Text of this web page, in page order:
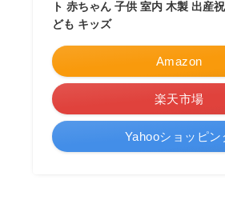
ト 赤ちゃん 子供 室内 木製 出産
ども キッズ
Amazon
楽天市場
Yahooショッピン